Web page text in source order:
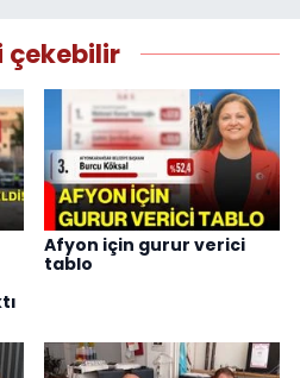
çekebilir
Afyon için gurur verici
tablo